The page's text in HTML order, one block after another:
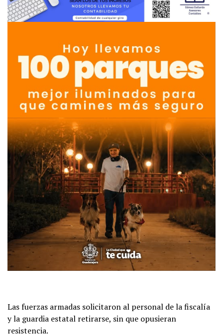
Las fuerzas armadas solicitaron al personal de la fiscalía
y la guardia estatal retirarse, sin que opusieran
resistencia.